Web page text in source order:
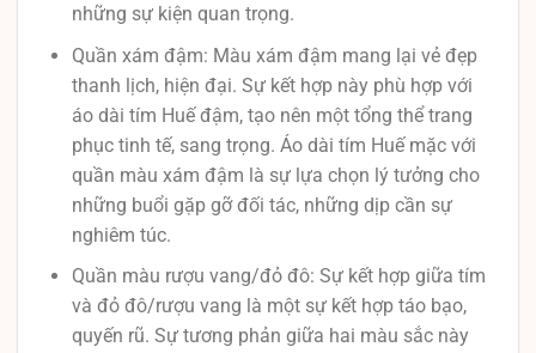
những sự kiện quan trọng.
Quần xám đậm: Màu xám đậm mang lại vẻ đẹp
thanh lịch, hiện đại. Sự kết hợp này phù hợp với
áo dài tím Huế đậm, tạo nên một tổng thể trang
phục tinh tế, sang trọng. Áo dài tím Huế mặc với
quần màu xám đậm là sự lựa chọn lý tưởng cho
những buổi gặp gỡ đối tác, những dịp cần sự
nghiêm túc.
Quần màu rượu vang/đỏ đô: Sự kết hợp giữa tím
và đỏ đô/rượu vang là một sự kết hợp táo bạo,
quyến rũ. Sự tương phản giữa hai màu sắc này